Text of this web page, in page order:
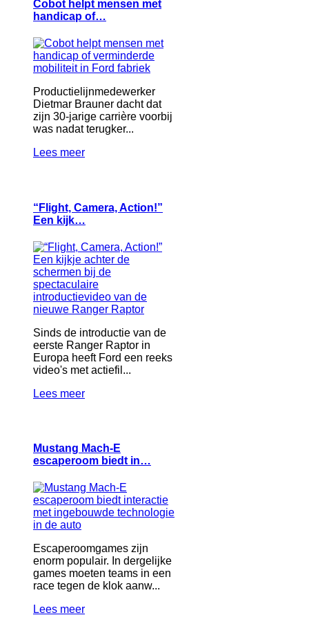
Cobot helpt mensen met
handicap of…
Productielijnmedewerker
Dietmar Brauner dacht dat
zijn 30-jarige carrière voorbij
was nadat terugker...
Lees meer
“Flight, Camera, Action!”
Een kijk…
Sinds de introductie van de
eerste Ranger Raptor in
Europa heeft Ford een reeks
video's met actiefil...
Lees meer
Mustang Mach-E
escaperoom biedt in…
Escaperoomgames zijn
enorm populair. In dergelijke
games moeten teams in een
race tegen de klok aanw...
Lees meer